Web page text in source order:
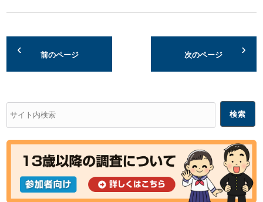
前のページ 次のページ